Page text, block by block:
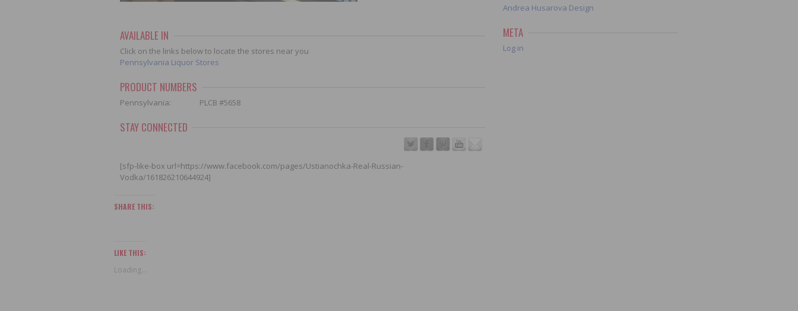
AVAILABLE IN
Click on the links below to locate the stores near you
Pennsylvania Liquor Stores
PRODUCT NUMBERS
Pennsylvania: PLCB #5658
STAY CONNECTED
[sfp-like-box url=https://www.facebook.com/pages/Ustianochka-Real-Russian-
Vodka/161826210644924]
Andrea Husarova Design
META
Log in
SHARE THIS:
LIKE THIS:
Loading...